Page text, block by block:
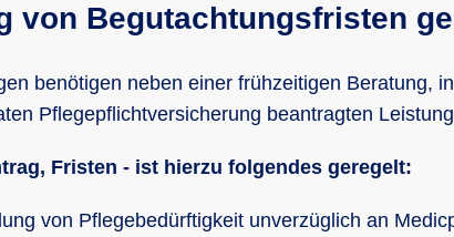
Begutachtungsfristen
benötigen neben einer frühzeitigen Beratung,
Pflegepflichtversicherung beantragten
Fristen - ist hierzu folgendes geregelt:
von Pflegebedürftigkeit unverzüglich an